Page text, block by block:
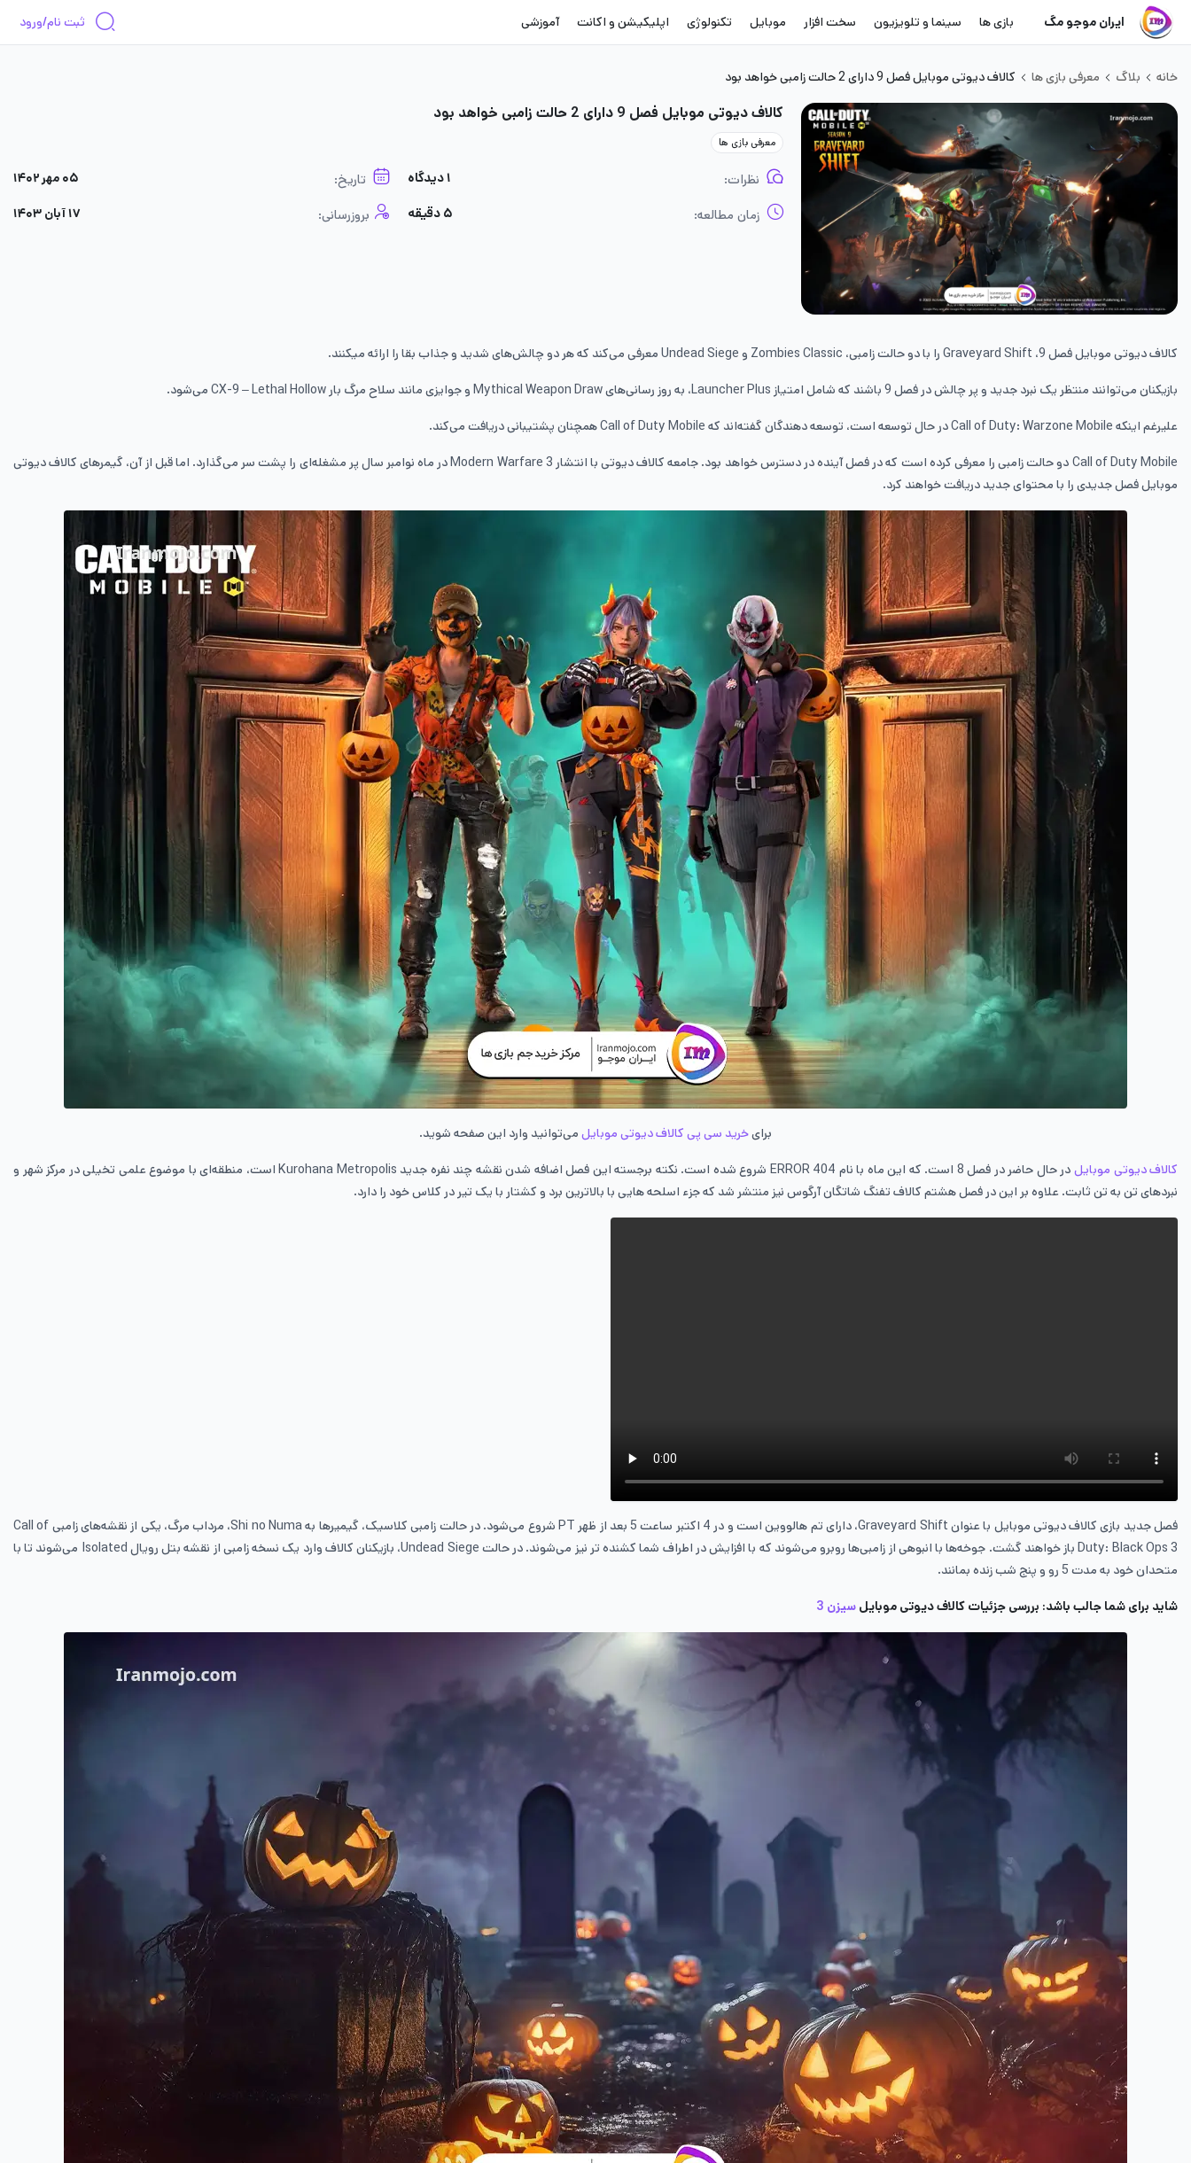
ایران موجو مگ بازی ها سینما و تلویزیون سخت افزار موبایل تکنولوژی اپلیکیشن و اکانت آموزشی ثبت نام/ورود
خانه بلاگ معرفی بازی ها کالاف دیوتی موبایل فصل 9 دارای 2 حالت زامبی خواهد بود
کالاف دیوتی موبایل فصل 9 دارای 2 حالت زامبی خواهد بود
معرفی بازی ها
نظرات: ۱ دیدگاه تاریخ: ۰۵ مهر ۱۴۰۲
زمان مطالعه: ۵ دقیقه بروزرسانی: ۱۷ آبان ۱۴۰۳
کالاف دیوتی موبایل فصل 9، Graveyard Shift را با دو حالت زامبی، Zombies Classic و Undead Siege معرفی می‌کند که هر دو چالش‌های شدید و جذاب بقا را ارائه میکنند.
بازیکنان می‌توانند منتظر یک نبرد جدید و پر چالش در فصل 9 باشند که شامل امتیاز Launcher Plus، به روز رسانی‌هایMythical Weapon Draw و جوایزی مانند سلاح مرگ بار CX-9 – Lethal Hollow می‌شود.
علیرغم اینکه Call of Duty: Warzone Mobileدر حال توسعه است، توسعه دهندگان گفته‌اند که Call of Duty Mobileهمچنان پشتیبانی دریافت می‌کند.
Call of Duty Mobile دو حالت زامبی را معرفی کرده است که در فصل آینده در دسترس خواهد بود. جامعه کالاف دیوتی با انتشار Modern Warfare 3در ماه نوامبر سال پر مشغله‌ای را پشت سر می‌گذارد. اما قبل از آن، گیمرهای کالاف دیوتی
موبایل فصل جدیدی را با محتوای جدید دریافت خواهند کرد.
برایخرید سی پی کالاف دیوتی موبایل می‌توانید وارد این صفحه شوید.
کالاف دیوتی موبایل در حال حاضر در فصل 8 است. که این ماه با نام ERROR 404 شروع شده است. نکته برجسته این فصل اضافه شدن نقشه چند نفره جدید Kurohana Metropolisاست، منطقه‌ای با موضوع علمی تخیلی در مرکز شهر و
نبردهای تن به تن ثابت. علاوه بر این در فصل هشتم کالاف تفنگ شاتگان آرگوس نیز منتشر شد که جزء اسلحه هایی با بالاترین برد و کشتار با یک تیر در کلاس خود را دارد.
فصل جدید بازی کالاف دیوتی موبایل با عنوان Graveyard Shift، دارای تم هالووین است و در 4 اکتبر ساعت 5 بعد از ظهر PT شروع می‌شود. در حالت زامبی کلاسیک، گیمیرها به Shi no Numa، مرداب مرگ، یکی از نقشه‌های زامبی Call of
Duty: Black Ops 3 باز خواهند گشت. جوخه‌ها با انبوهی از زامبی‌ها روبرو می‌شوند که با افزایش در اطراف شما کشنده تر نیز می‌شوند. در حالت Undead Siege، بازیکنان کالاف وارد یک نسخه زامبی از نقشه بتل رویال Isolated می‌شوند تا با
متحدان خود به مدت 5 رو و پنج شب زنده بمانند.
شاید برای شما جالب باشد: بررسی جزئیات کالاف دیوتی موبایل سیزن 3